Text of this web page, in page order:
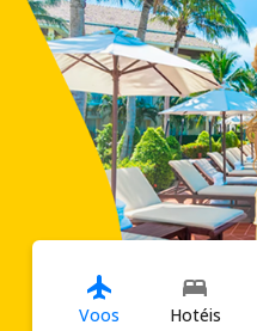
flight
Voos
bed
Hotéis